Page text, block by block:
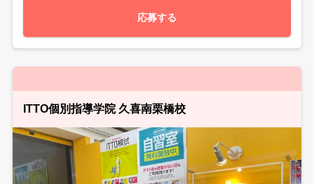
応募する
ITTO個別指導学院 久喜南栗橋校